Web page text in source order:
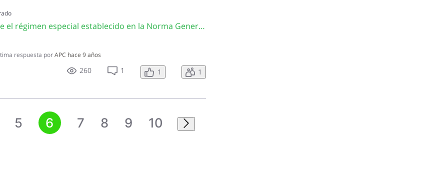
CA3297¿En qué consiste el régimen especial establecido en la Norma General 03-25 para los concesionarios, distribuidores y vendedores de vehículos?
respuesta porAPC hace 9 años
260 1 1 1
5 6 7 8 9 10